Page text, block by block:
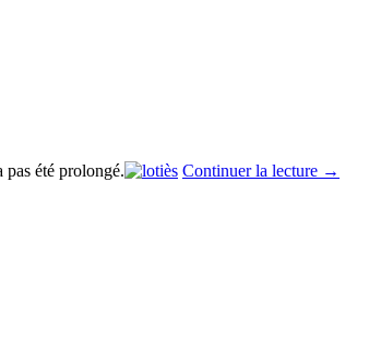
été prolongé. Continuer la lecture →